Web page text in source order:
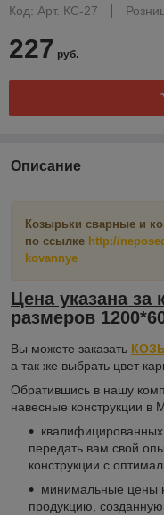
Код: Арт. КС-27
227 руб.
Описание
Козырьки сварные и
по ссылке http://
kovannye
Цена указана за
размеров
Вы можете заказать
а так же выбрать цвет
Обратившись в нашу
навесные конструкции в
квалифицированных
передать вам свой
конструкции с
минимальные цены
продукцию,